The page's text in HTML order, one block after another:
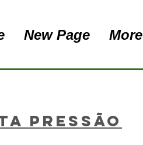
New Page More
pressão